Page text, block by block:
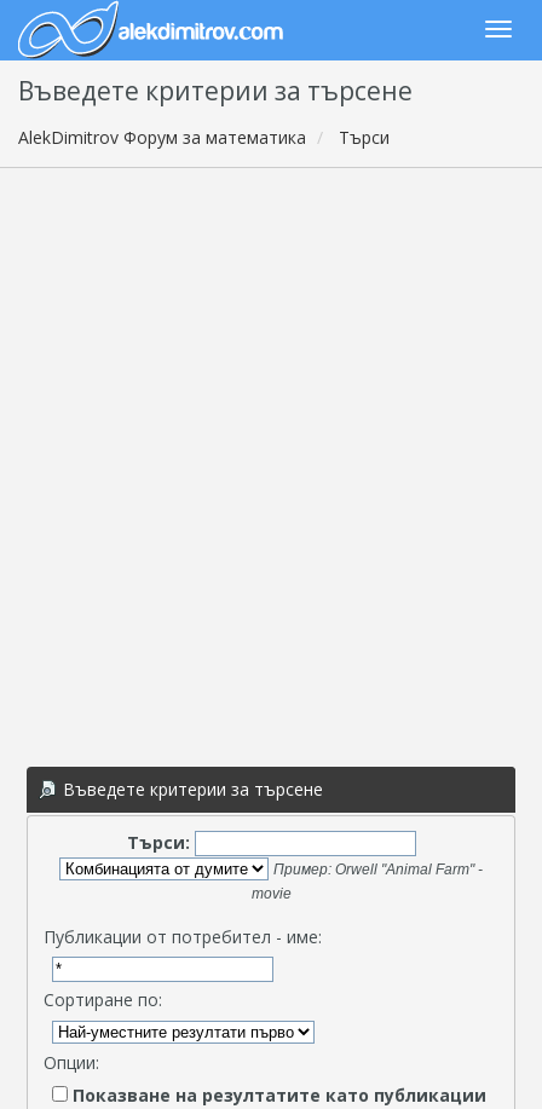
Въведете критерии за търсене
AlekDimitrov Форум за математика Търси
Въведете критерии за търсене
Търси:
Пример: Orwell "Animal Farm" -
movie
Публикации от потребител - име:
Сортиране по:
Опции:
Показване на резултатите като публикации